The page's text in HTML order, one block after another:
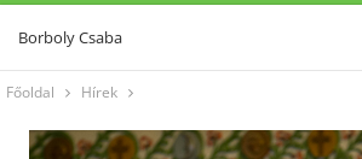
Borboly Csaba
Főoldal Hírek